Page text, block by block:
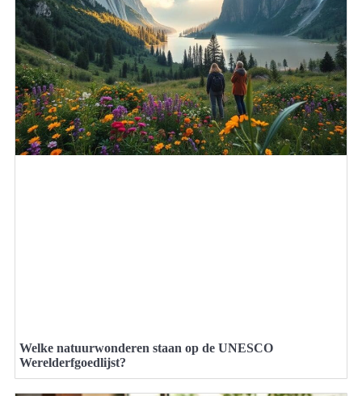
Welke natuurwonderen staan op de UNESCO
Werelderfgoedlijst?